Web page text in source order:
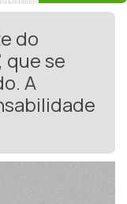
do
que se
A